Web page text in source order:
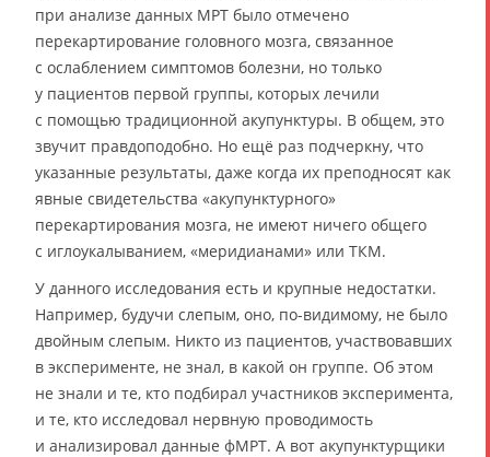
при анализе данных МРТ было отмечено
перекартирование головного мозга, связанное
с ослаблением симптомов болезни, но только
у пациентов первой группы, которых лечили
с помощью традиционной акупунктуры. В общем, это
звучит правдоподобно. Но ещё раз подчеркну, что
указанные результаты, даже когда их преподносят как
явные свидетельства «акупунктурного»
перекартирования мозга, не имеют ничего общего
с иглоукалыванием, «меридианами» или ТКМ.
У данного исследования есть и крупные недостатки.
Например, будучи слепым, оно, по-видимому, не было
двойным слепым. Никто из пациентов, участвовавших
в эксперименте, не знал, в какой он группе. Об этом
не знали и те, кто подбирал участников эксперимента,
и те, кто исследовал нервную проводимость
и анализировал данные фМРТ. А вот акупунктурщики